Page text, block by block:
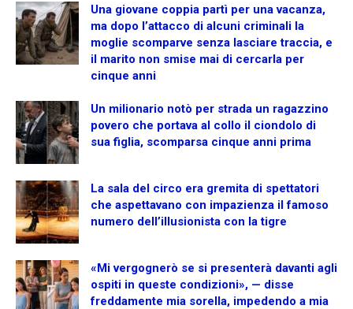
Una giovane coppia partì per una vacanza,
ma dopo l’attacco di alcuni criminali la
moglie scomparve senza lasciare traccia, e
il marito non smise mai di cercarla per
cinque anni
Un milionario notò per strada un ragazzino
povero che portava al collo il ciondolo di
sua figlia, scomparsa cinque anni prima
La sala del circo era gremita di spettatori
che aspettavano con impazienza il famoso
numero dell’illusionista con la tigre
«Mi vergognerò se si presenterà davanti agli
ospiti in queste condizioni», — disse
freddamente mia sorella, impedendo a mia